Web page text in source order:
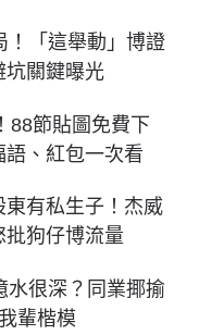
！「這舉動」博證
關鍵曝光
88節貼圖免費下
、紅包一次看
有私生子！杰威
狗仔博流量
水很深？同業揶揄
輩楷模